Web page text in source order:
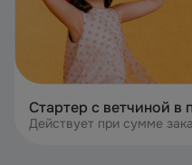
Стартер с ветчиной в
Действует при сумме